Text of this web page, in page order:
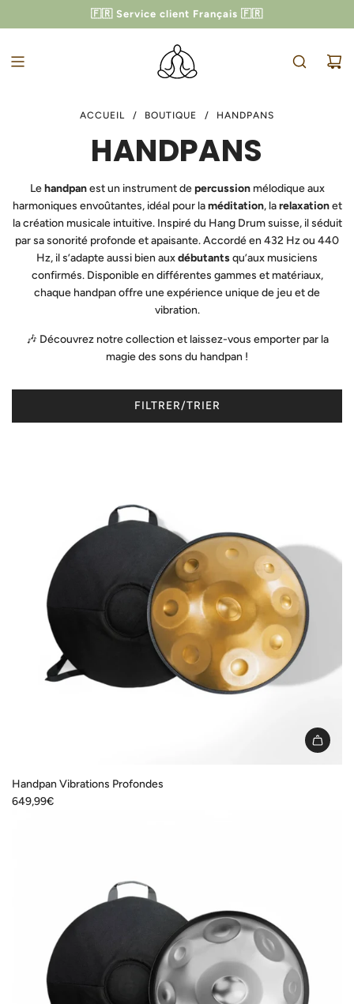
🇫🇷 Service client Français 🇫🇷
-10% AVEC LE CODEZEN10
ACCUEIL / BOUTIQUE / HANDPANS
HANDPANS
Lehandpanest un instrument de percussionmélodique aux
harmoniques envoûtantes, idéal pour laméditation, larelaxationet
la création musicale intuitive. Inspiré du Hang Drum suisse, il séduit
par sasonorité profonde et apaisante. Accordé en 432 Hz ou 440
Hz, il s’adapte aussi bien auxdébutantsqu’aux musiciens
confirmés. Disponible en différentes gammes et matériaux,
chaque handpan offre uneexpérience unique de jeu et de
vibration.
🎶 Découvrez notre collection et laissez-vous emporter par la
magie des sons du handpan !
FILTRER/TRIER
Handpan Vibrations Profondes
649,99€